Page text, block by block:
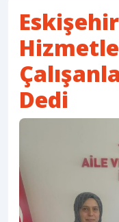
Dedi